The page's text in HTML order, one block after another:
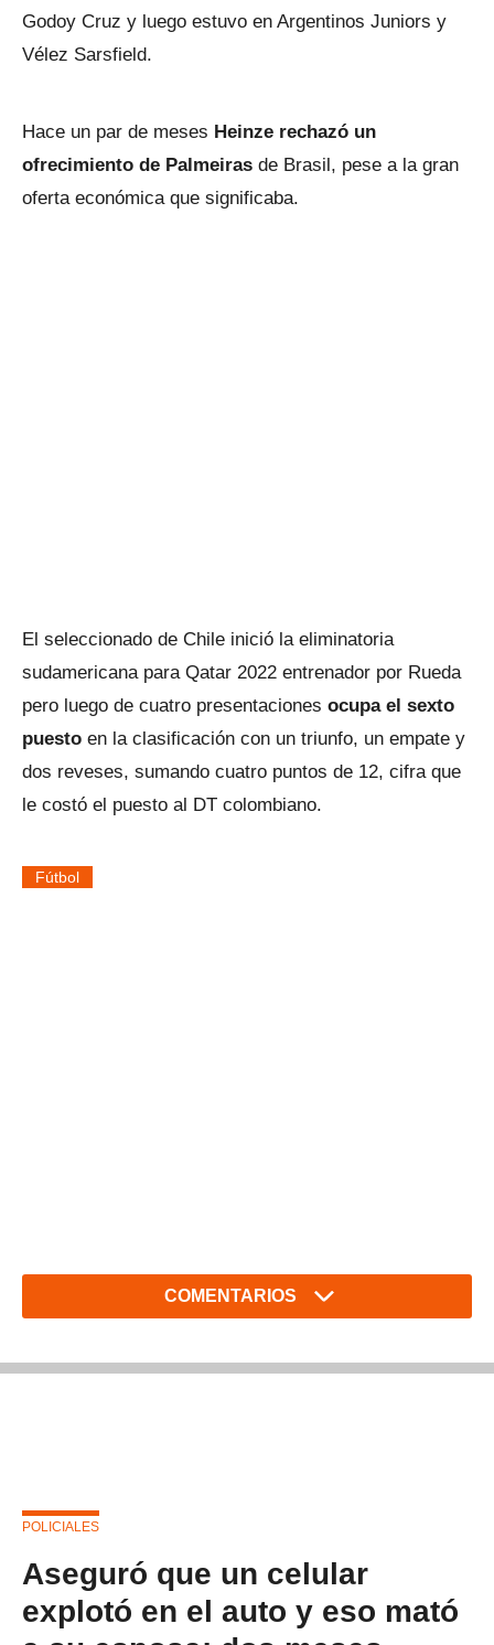
Godoy Cruz y luego estuvo en Argentinos Juniors y
Vélez Sarsfield.
Hace un par de meses Heinze rechazó un
ofrecimiento de Palmeiras de Brasil, pese a la gran
oferta económica que significaba.
El seleccionado de Chile inició la eliminatoria
sudamericana para Qatar 2022 entrenador por Rueda
pero luego de cuatro presentaciones ocupa el sexto
puesto en la clasificación con un triunfo, un empate y
dos reveses, sumando cuatro puntos de 12, cifra que
le costó el puesto al DT colombiano.
Fútbol
COMENTARIOS